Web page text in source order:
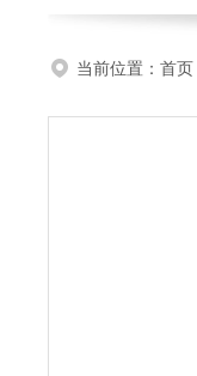
当前位置： 首页